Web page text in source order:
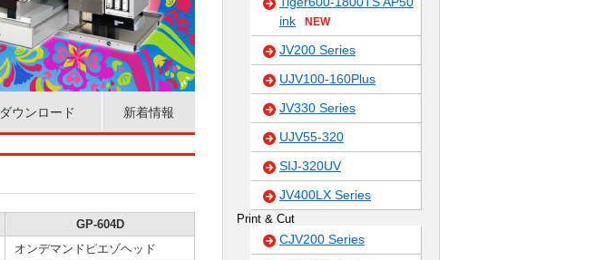
ダウンロード 新着情報
GP-604D
オンデマンドピエゾヘッド
ink
NEW
JV200 Series
UJV100-160Plus
JV330 Series
UJV55-320
SIJ-320UV
JV400LX Series
Print & Cut
CJV200 Series